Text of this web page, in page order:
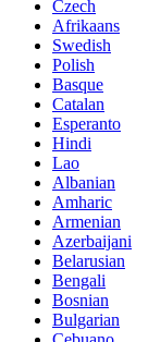
Czech
Afrikaans
Swedish
Polish
Basque
Catalan
Esperanto
Hindi
Lao
Albanian
Amharic
Armenian
Azerbaijani
Belarusian
Bengali
Bosnian
Bulgarian